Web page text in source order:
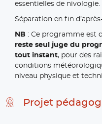
essentielles de nivologie.
Séparation en fin
NB : Ce programme est
reste seul juge du
tout instant, pour des
conditions
niveau physique et
Projet